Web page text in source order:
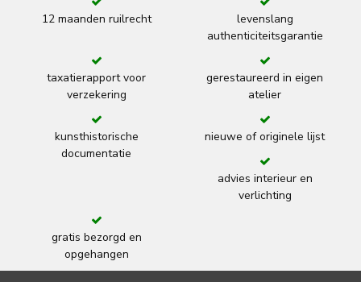
12 maanden ruilrecht
levenslang
authenticiteitsgarantie
taxatierapport voor
verzekering
gerestaureerd in eigen
atelier
kunsthistorische
documentatie
nieuwe of originele lijst
advies interieur en
verlichting
gratis bezorgd en
opgehangen